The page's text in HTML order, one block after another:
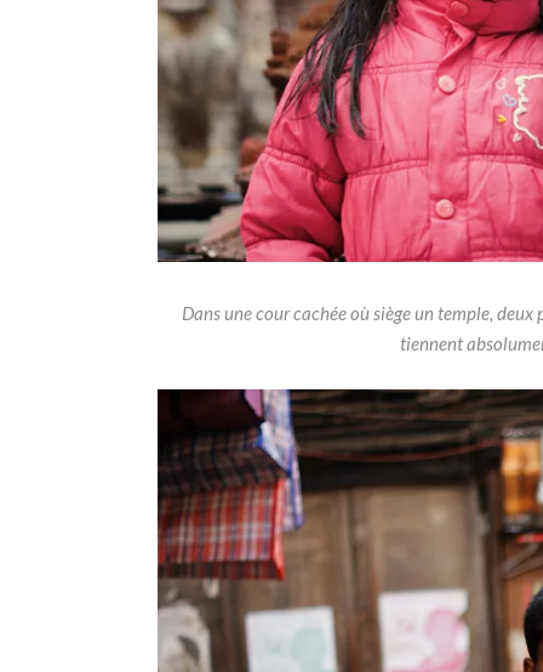
Dans une cour cachée où siège un temple,
tiennent